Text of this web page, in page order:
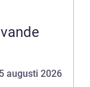
augusti 2026